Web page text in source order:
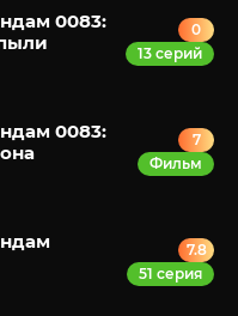
0083:
0
13 серий
0083:
7
Фильм
7.8
51 серия